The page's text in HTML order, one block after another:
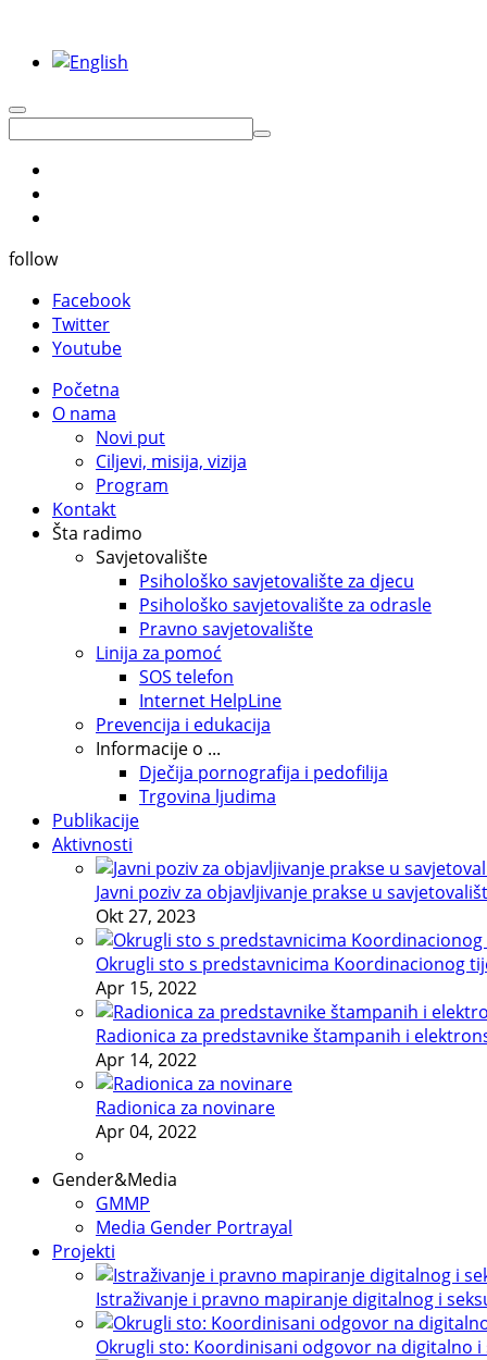
follow
Facebook
Twitter
Youtube
Početna
O nama
Novi put
Ciljevi, misija, vizija
Program
Kontakt
Šta radimo
Savjetovalište
Psihološko savjetovalište za djecu
Psihološko savjetovalište za odrasle
Pravno savjetovalište
Linija za pomoć
SOS telefon
Internet HelpLine
Prevencija i edukacija
Informacije o ...
Dječija pornografija i pedofilija
Trgovina ljudima
Publikacije
Aktivnosti
Javni poziv za objavljivanje prakse u
Okt 27, 2023
Okrugli sto s predstavnicima Koordinacionog
Apr 15, 2022
Radionica za predstavnike štampanih i
Apr 14, 2022
Radionica za novinare
Apr 04, 2022
Gender&Media
GMMP
Media Gender Portrayal
Projekti
Istraživanje i pravno mapiranje digitalnog i
Okrugli sto: Koordinisani odgovor na digitalno i